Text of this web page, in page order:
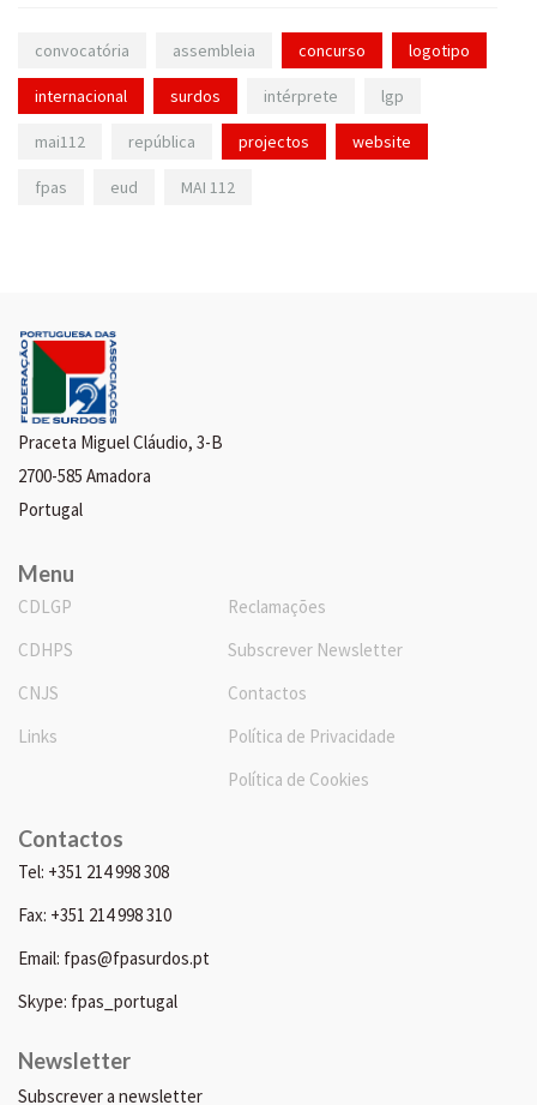
convocatória assembleia concurso logotipo
internacional surdos intérprete lgp
mai112 república projectos website
fpas eud MAI 112
Praceta Miguel Cláudio, 3-B
2700-585 Amadora
Portugal
Menu
CDLGP
CDHPS
CNJS
Links
Reclamações
Subscrever Newsletter
Contactos
Política de Privacidade
Política de Cookies
Contactos
Tel: +351 214 998 308
Fax: +351 214 998 310
Email: fpas@fpasurdos.pt
Skype: fpas_portugal
Newsletter
Subscrever a newsletter